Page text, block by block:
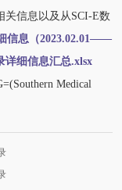
关信息以及从SCI-E数
信息（2023.02.01——
详细信息汇总.xlsx
Medical